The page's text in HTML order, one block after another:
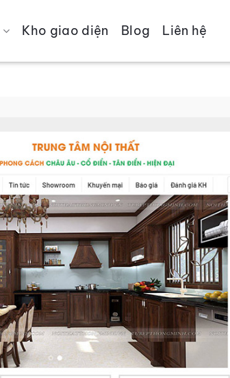
Kho giao diện Blog Liên hệ